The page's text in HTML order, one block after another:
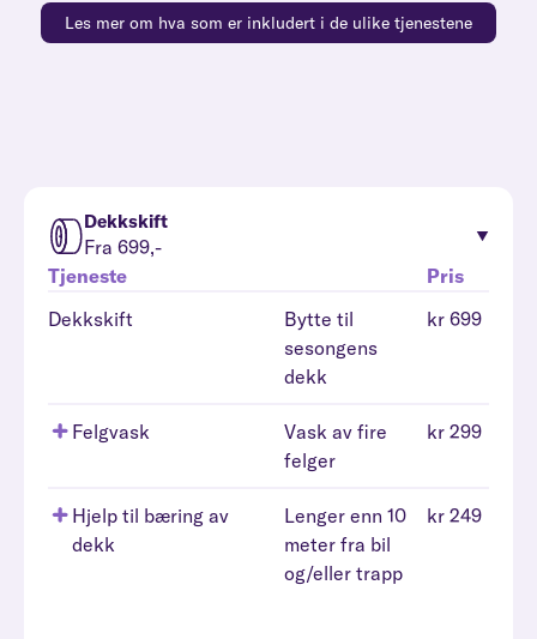
Les mer om hva som er inkludert i de ulike tjenestene
Dekkskift
Fra 699,-
Tjeneste
Pris
Dekkskift
Bytte til
sesongens
dekk
kr 699
Felgvask
Vask av fire
felger
kr 299
Hjelp til bæring av
dekk
Lenger enn 10
meter fra bil
og/eller trapp
kr 249